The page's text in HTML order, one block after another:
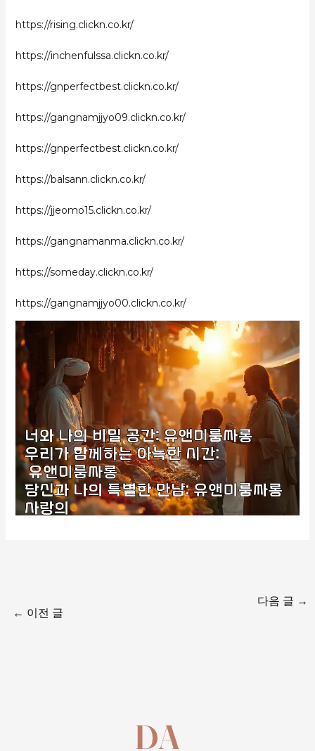
https://rising.clickn.co.kr/
https://inchenfulssa.clickn.co.kr/
https://gnperfectbest.clickn.co.kr/
https://gangnamjjyo09.clickn.co.kr/
https://gnperfectbest.clickn.co.kr/
https://balsann.clickn.co.kr/
https://jjeomo15.clickn.co.kr/
https://gangnamanma.clickn.co.kr/
https://someday.clickn.co.kr/
https://gangnamjjyo00.clickn.co.kr/
← 이전 글
다음 글 →